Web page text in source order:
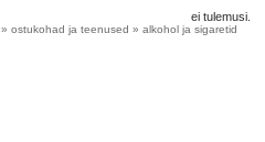
ei tulemusi.
» ostukohad ja teenused » alkohol ja sigaretid